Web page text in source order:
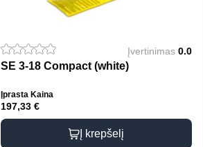
Įvertinimas 0.0
SE 3-18 Compact (white)
Įprasta Kaina
197,33 €
Į krepšelį